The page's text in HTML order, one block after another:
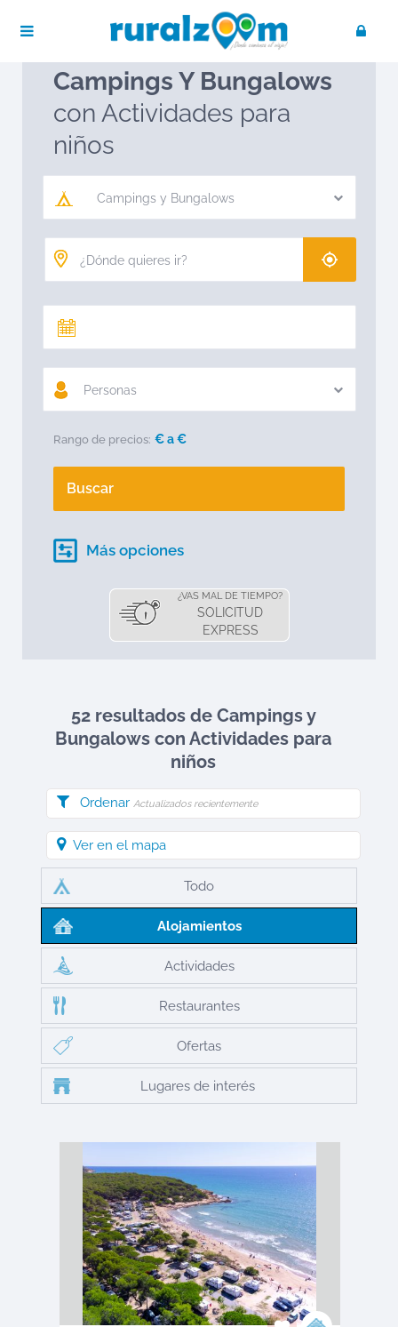
Campings y Bungalows
Campings Y Bungalows
con Actividades para
niños
Campings y Bungalows
Personas
Rango de precios: € a€
Buscar
Más opciones
¿VAS MAL DE TIEMPO?
SOLICITUD
EXPRESS
52 resultados de Campings y
Bungalows con Actividades para
niños
Ordenar Actualizados recientemente
Ver en el mapa
Todo
Alojamientos
Actividades
Restaurantes
Ofertas
Lugares de interés